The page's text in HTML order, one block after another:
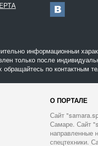
информационныи
только после
по контактным
О ПОРТАЛЕ
Сайт
Самаре. Сайт
направленные
спецтехники.